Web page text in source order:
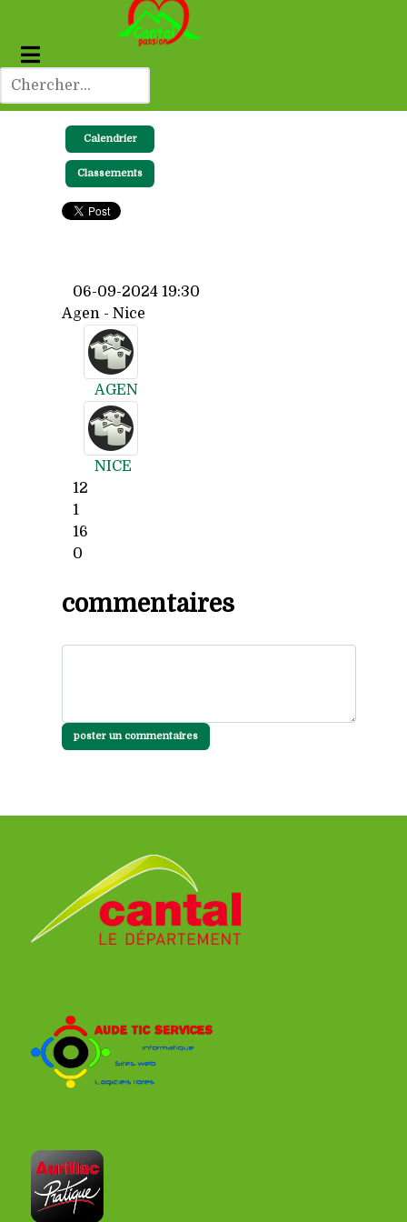
Calendrier
Classements
06-09-2024 19:30
Agen - Nice
AGEN
NICE
12
1
16
0
commentaires
poster un commentaires